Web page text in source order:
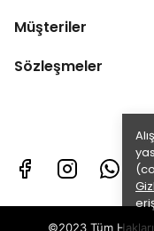
Müşteriler
Sözleşmeler
©2023 Tüm